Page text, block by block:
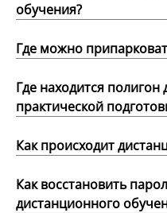
обучения?
Где можно
Где находится полигон
практической
Как происходит
Как восстановить
дистанционного